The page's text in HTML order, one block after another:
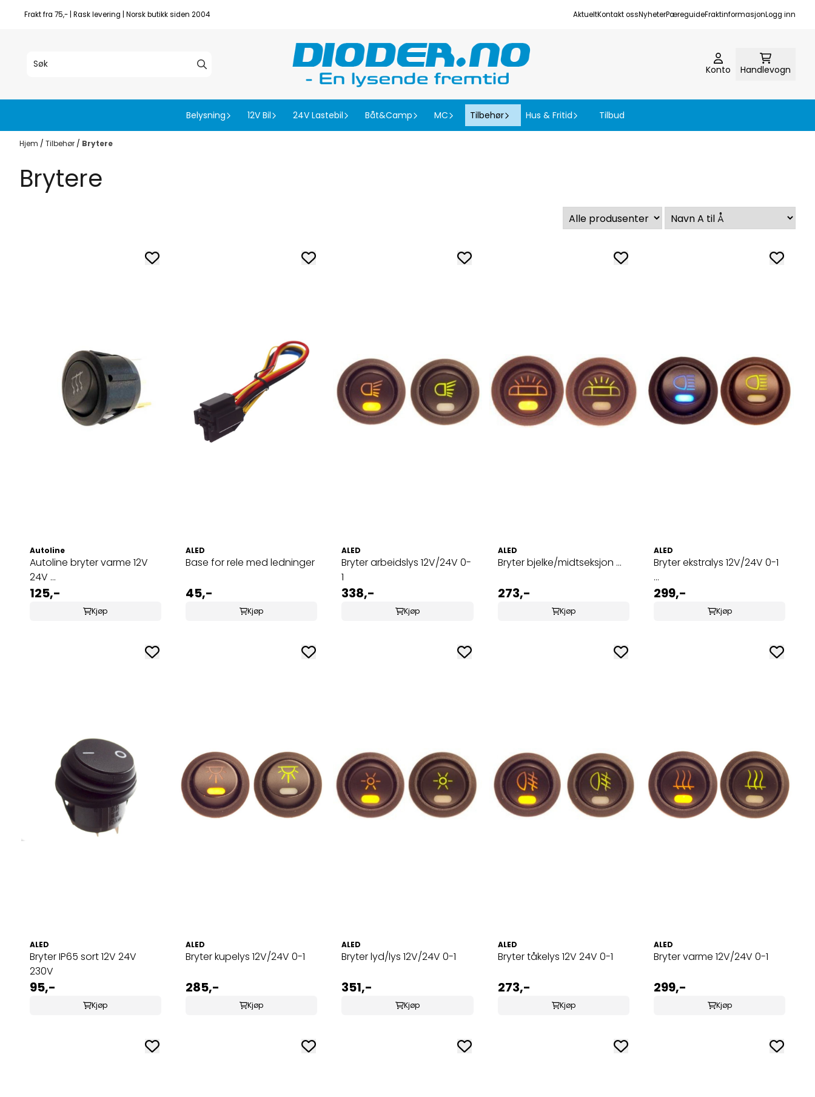
Hopp til innhold
Frakt fra 75,- | Rask levering | Norsk butikk siden 2004 AktueltKontakt ossNyheterPæreguideFraktinformasjonLogg inn
Konto Handlevogn
Belysning 12V Bil 24V Lastebil Båt&Camp MC Tilbehør Hus & Fritid Tilbud
Hjem / Tilbehør / Brytere
Brytere
Autoline
Autoline bryter varme 12V
24V ...
125,-
Kjøp
ALED
Base for rele med ledninger
45,-
Kjøp
ALED
Bryter arbeidslys 12V/24V 0-
1
338,-
Kjøp
ALED
Bryter bjelke/midtseksjon ...
273,-
Kjøp
ALED
Bryter ekstralys 12V/24V 0-1
...
299,-
Kjøp
ALED
Bryter IP65 sort 12V 24V
230V
95,-
Kjøp
ALED
Bryter kupelys 12V/24V 0-1
285,-
Kjøp
ALED
Bryter lyd/lys 12V/24V 0-1
351,-
Kjøp
ALED
Bryter tåkelys 12V 24V 0-1
273,-
Kjøp
ALED
Bryter varme 12V/24V 0-1
299,-
Kjøp